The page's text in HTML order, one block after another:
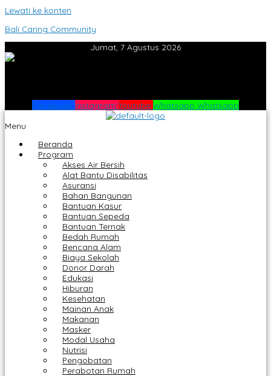
Lewati ke konten
Bali Caring Community
Jumat, 7 Agustus 2026
Facebook Instagram Youtube Whatsapp Whatsapp
Menu
Beranda
Program
Akses Air Bersih
Alat Bantu Disabilitas
Asuransi
Bahan Bangunan
Bantuan Kasur
Bantuan Sepeda
Bantuan Ternak
Bedah Rumah
Bencana Alam
Biaya Sekolah
Donor Darah
Edukasi
Hiburan
Kesehatan
Mainan Anak
Makanan
Masker
Modal Usaha
Nutrisi
Pengobatan
Perabotan Rumah